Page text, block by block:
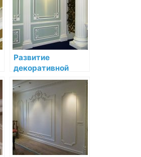
Развитие
декоративной
лепнины в
интерьере XIX
века